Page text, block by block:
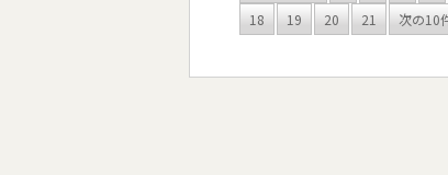
18
19 20 21 次の10